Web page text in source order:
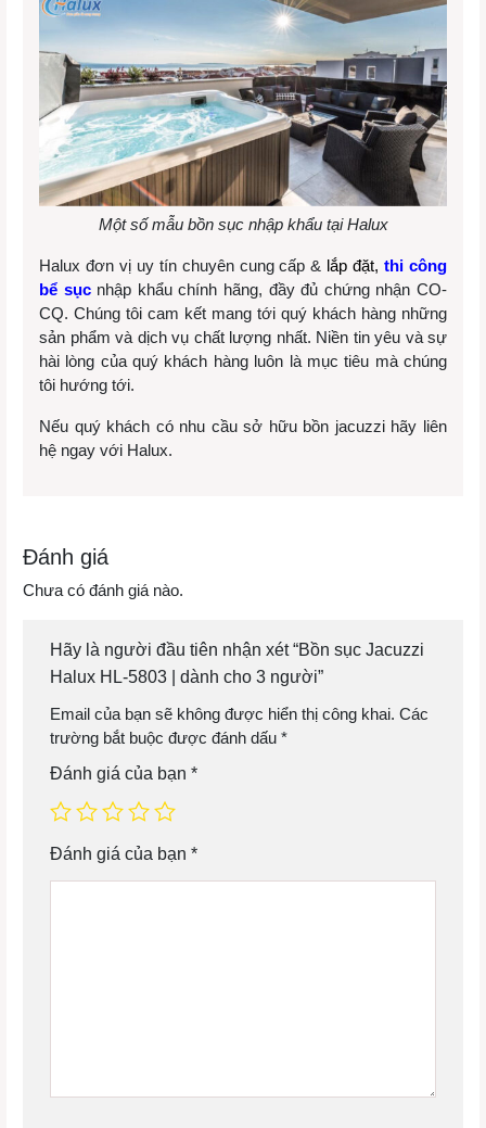
Một số mẫu bồn sục nhập khẩu tại Halux
Halux đơn vị uy tín chuyên cung cấp & lắp đặt,thi công
bể sụcnhập khẩu chính hãng, đầy đủ chứng nhận CO-
CQ. Chúng tôi cam kết mang tới quý khách hàng những
sản phẩm và dịch vụ chất lượng nhất. Niền tin yêu và sự
hài lòng của quý khách hàng luôn là mục tiêu mà chúng
tôi hướng tới.
Nếu quý khách có nhu cầu sở hữu bồn jacuzzi hãy liên
hệ ngay với Halux.
Đánh giá
Chưa có đánh giá nào.
Hãy là người đầu tiên nhận xét “Bồn sục Jacuzzi
Halux HL-5803 | dành cho 3 người”
Email của bạn sẽ không được hiển thị công khai. Các
trường bắt buộc được đánh dấu *
Đánh giá của bạn *
Đánh giá của bạn *